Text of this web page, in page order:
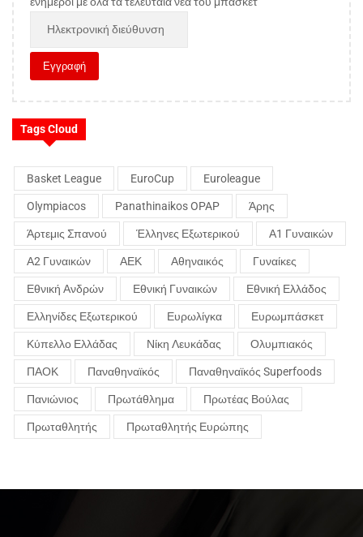
Tags Cloud
Basket League EuroCup Euroleague
Olympiacos Panathinaikos OPAP Άρης
Άρτεμις Σπανού Έλληνες Εξωτερικού Α1 Γυναικών
Α2 Γυναικών ΑΕΚ Αθηναικός Γυναίκες
Εθνική Ανδρών Εθνική Γυναικών Εθνική Ελλάδος
Ελληνίδες Εξωτερικού Ευρωλίγκα Ευρωμπάσκετ
Κύπελλο Ελλάδας Νίκη Λευκάδας Ολυμπιακός
ΠΑΟΚ Παναθηναϊκός Παναθηναϊκός Superfoods
Πανιώνιος Πρωτάθλημα Πρωτέας Βούλας
Πρωταθλητής Πρωταθλητής Ευρώπης